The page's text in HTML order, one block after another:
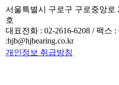
서울특별시 구로구 구로중앙로
호
대표전화 : 02-2616-6208 / 팩스 :
:hjb@hjbearing.co.kr
개인정보 취급방침